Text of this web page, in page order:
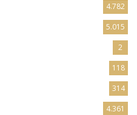
4.782
5.015
2
118
314
4.361